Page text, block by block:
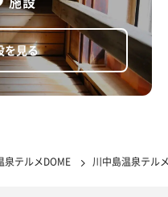
を見る
泉テルメDOME 川中島温泉テル